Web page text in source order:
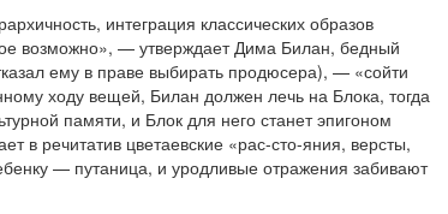
интеграция классических образов
возможно», — утверждает Дима Билан, бедный
ему в праве выбирать продюсера), — «сойти
ходу вещей, Билан должен лечь на Блока, тогда
памяти, и Блок для него станет эпигоном
в речитатив цветаевские «рас-сто-яния, версты,
— путаница, и уродливые отражения забивают